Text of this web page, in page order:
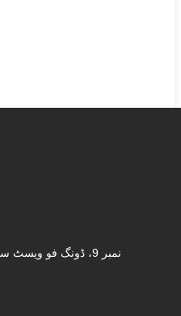
نمبر 9، ڈونگ فو ویسٹ سیکنڈ روڈ، ہائیکانگ، زیامین، 361027